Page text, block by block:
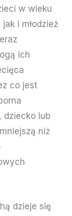
w wieku
i młodzież
ich
co jest
dziecko lub
niż
dzieje się